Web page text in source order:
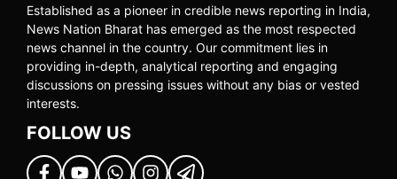
Established as a pioneer in credible news reporting in India,
News Nation Bharat has emerged as the most respected
news channel in the country. Our commitment lies in
providing in-depth, analytical reporting and engaging
discussions on pressing issues without any bias or vested
interests.
FOLLOW US